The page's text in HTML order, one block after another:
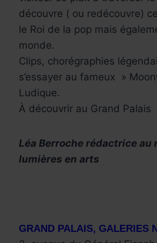
découvre ( ou redécouvre)
le Roi de la pop mais
monde.
Clips, chorégraphies
s’essayer au fameux »
Ludique.
À découvrir au Grand Palais
Léa Berroche rédactrice au
lumières en arts
GRAND PALAIS, GALERIES